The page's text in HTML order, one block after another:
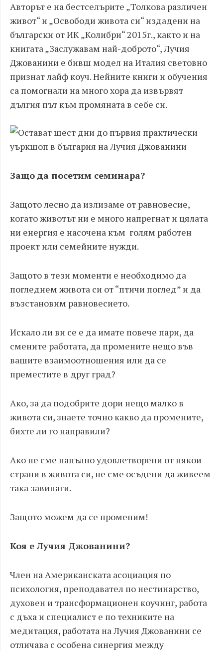
Авторът е на бестселърите „Толкова различен
живот“ и „Освободи живота си“ издадени на
български от ИК „Колибри“ 2015г., както и на
книгата „Заслужавам най-доброто“, Лучия
Джованини е бивш модел на Италия световно
признат лайф коуч. Нейните книги и обучения
са помогнали на много хора да извървят
дългия път към промяната в себе си.
Защо да посетим семинара?
Защото лесно да излизаме от равновесие,
когато животът ни е много напрегнат и цялата
ни енергия е насочена към голям работен
проект или семейните нужди.
Защото в тези моменти е необходимо да
погледнем живота си от “птичи поглед” и да
възстановим равновесието.
Искало ли ви се е да имате повече пари, да
смените работата, да промените нещо във
вашите взаимоотношения или да се
преместите в друг град?
Ако, за да подобрите дори нещо малко в
живота си, знаете точно какво да промените,
бихте ли го направили?
Ако не сме напълно удовлетворени от някои
страни в живота си, не сме осъдени да живеем
така завинаги.
Защото можем да се променим!
Коя е Лучия Джованини?
Член на Американската асоциация по
психология, преподавател по нестинарство,
духовен и трансформационен коучинг, работа
с дъха и специалист е по техниките на
медитация, работата на Лучия Джованини се
отличава с особена синергия между